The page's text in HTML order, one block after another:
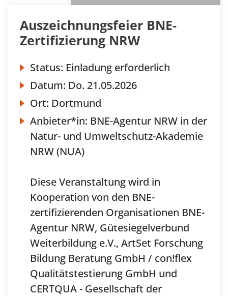
Auszeichnungsfeier BNE-
Zertifizierung NRW
Status: Einladung erforderlich
Datum: Do. 21.05.2026
Ort: Dortmund
Anbieter*in: BNE-Agentur NRW in der
Natur- und Umweltschutz-Akademie
NRW (NUA)
Diese Veranstaltung wird in
Kooperation von den BNE-
zertifizierenden Organisationen BNE-
Agentur NRW, Gütesiegelverbund
Weiterbildung e.V., ArtSet Forschung
Bildung Beratung GmbH / con!flex
Qualitätstestierung GmbH und
CERTQUA - Gesellschaft der